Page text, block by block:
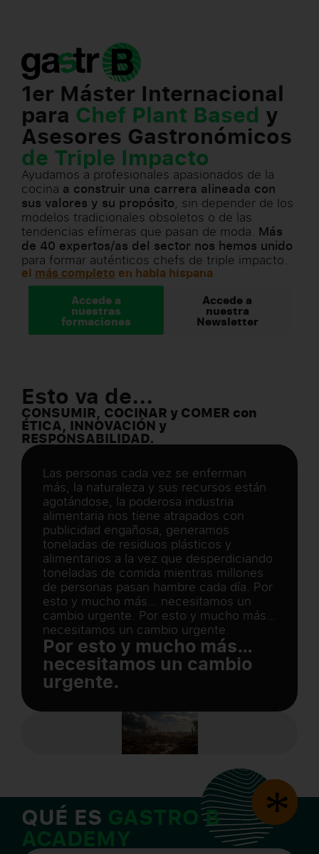
1er Máster Internacional
para Chef Plant Based y
Asesores Gastronómicos
de Triple Impacto
Ayudamos a profesionales apasionados de la
cocina a construir una carrera alineada con
sus valores y su propósito, sin depender de los
modelos tradicionales obsoletos o de las
tendencias efímeras que pasan de moda. Más
de 40 expertos/as del sector nos hemos unido
para formar auténticos chefs de triple impacto.
el más completo en habla hispana
Accede a
nuestras
formaciones
Accede a
nuestra
Newsletter
Esto va de...
CONSUMIR, COCINAR y COMER con
ÉTICA, INNOVACIÓN y
RESPONSABILIDAD.
Las personas cada vez se enferman
más, la naturaleza y sus recursos están
agotándose, la poderosa industria
alimentaria nos tiene atrapados con
publicidad engañosa, generamos
toneladas de residuos plásticos y
alimentarios a la vez que desperdiciando
toneladas de comida mientras millones
de personas pasan hambre cada día. Por
esto y mucho más… necesitamos un
cambio urgente. Por esto y mucho más…
necesitamos un cambio urgente.
Por esto y mucho más…
necesitamos un cambio
urgente.
QUÉ ES GASTRO B
ACADEMY